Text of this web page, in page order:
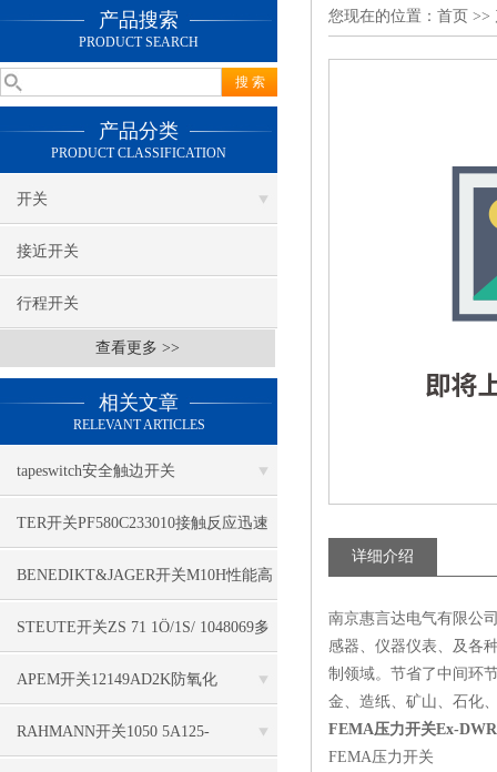
产品搜索
PRODUCT SEARCH
产品分类
PRODUCT CLASSIFICATION
开关
接近开关
行程开关
查看更多 >>
相关文章
RELEVANT ARTICLES
tapeswitch安全触边开关
TS16S/1000/F/A/B/FS/OE/2000/2000/N
全面
TER开关PF580C233010接触反应迅速
BENEDIKT&JAGER开关M10H性能高
STEUTE开关ZS 71 1Ö/1S/ 1048069多
重编码
APEM开关12149AD2K防氧化
RAHMANN开关1050 5A125-
您现在的位置： 首页 >>
详细介绍
南京惠言达电气有限公
感器、仪器仪表、及各
制领域。节省了中间环
金、造纸、矿山、石化
FEMA压力开关Ex-
FEMA压力开关